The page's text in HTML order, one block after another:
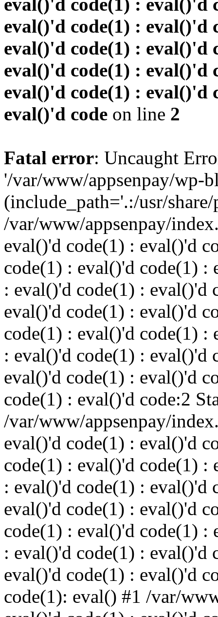
eval()'d code(1) : eval()'d
eval()'d code(1) : eval()'d
eval()'d code(1) : eval()'d
eval()'d code(1) : eval()'d
eval()'d code on line 2
Fatal error: Uncaught
'/var/www/appsenpay/wp-
(include_path='.:/usr/
/var/www/appsenpay/
eval()'d code(1) : eval()'d
code(1) : eval()'d code(1) :
: eval()'d code(1) : eval()'d
eval()'d code(1) : eval()'d
code(1) : eval()'d code(1) :
: eval()'d code(1) : eval()'d
eval()'d code(1) : eval()'d
code(1) : eval()'d code:2
/var/www/appsenpay/
eval()'d code(1) : eval()'d
code(1) : eval()'d code(1) :
: eval()'d code(1) : eval()'d
eval()'d code(1) : eval()'d
code(1) : eval()'d code(1) :
: eval()'d code(1) : eval()'d
eval()'d code(1) : eval()'d
code(1): eval() #1 /var/